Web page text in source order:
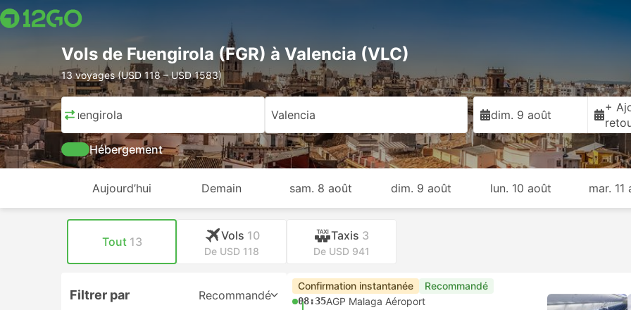
Vols de Fuengirola (FGR) à Valencia (VLC)
13 voyages (USD 118 – USD 1583)
Fuengirola Valencia dim. 9 août
+
Hébergement
Aujourd’hui Demain sam. 8 août dim. 9 août lun. 10 août mar. 11
Tout 13 Vols 10
De USD 118
Taxis 3
De USD 941
Filtrer par Recommandé
Confirmation instantanée Recommandé
08:35AGP Malaga Aéroport